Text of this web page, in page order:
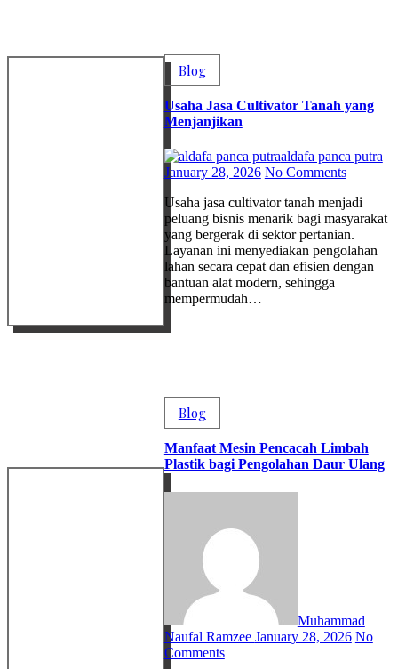
Blog
Usaha Jasa Cultivator Tanah yang
Menjanjikan
aldafa panca putra
January 28, 2026 No Comments
Usaha jasa cultivator tanah menjadi
peluang bisnis menarik bagi masyarakat
yang bergerak di sektor pertanian.
Layanan ini menyediakan pengolahan
lahan secara cepat dan efisien dengan
bantuan alat modern, sehingga
mempermudah…
Blog
Manfaat Mesin Pencacah Limbah
Plastik bagi Pengolahan Daur Ulang
Muhammad
Naufal Ramzee January 28, 2026 No
Comments